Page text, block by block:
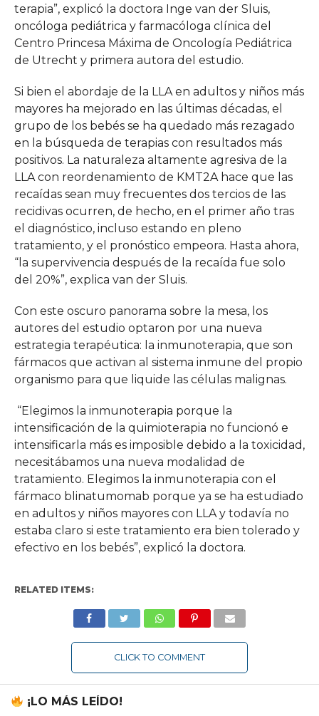
terapia”, explicó la doctora Inge van der Sluis,
oncóloga pediátrica y farmacóloga clínica del
Centro Princesa Máxima de Oncología Pediátrica
de Utrecht y primera autora del estudio.
Si bien el abordaje de la LLA en adultos y niños más
mayores ha mejorado en las últimas décadas, el
grupo de los bebés se ha quedado más rezagado
en la búsqueda de terapias con resultados más
positivos. La naturaleza altamente agresiva de la
LLA con reordenamiento de KMT2A hace que las
recaídas sean muy frecuentes dos tercios de las
recidivas ocurren, de hecho, en el primer año tras
el diagnóstico, incluso estando en pleno
tratamiento, y el pronóstico empeora. Hasta ahora,
“la supervivencia después de la recaída fue solo
del 20%”, explica van der Sluis.
Con este oscuro panorama sobre la mesa, los
autores del estudio optaron por una nueva
estrategia terapéutica: la inmunoterapia, que son
fármacos que activan al sistema inmune del propio
organismo para que liquide las células malignas.
“Elegimos la inmunoterapia porque la
intensificación de la quimioterapia no funcionó e
intensificarla más es imposible debido a la toxicidad,
necesitábamos una nueva modalidad de
tratamiento. Elegimos la inmunoterapia con el
fármaco blinatumomab porque ya se ha estudiado
en adultos y niños mayores con LLA y todavía no
estaba claro si este tratamiento era bien tolerado y
efectivo en los bebés”, explicó la doctora.
RELATED ITEMS:
CLICK TO COMMENT
¡LO MÁS LEÍDO!